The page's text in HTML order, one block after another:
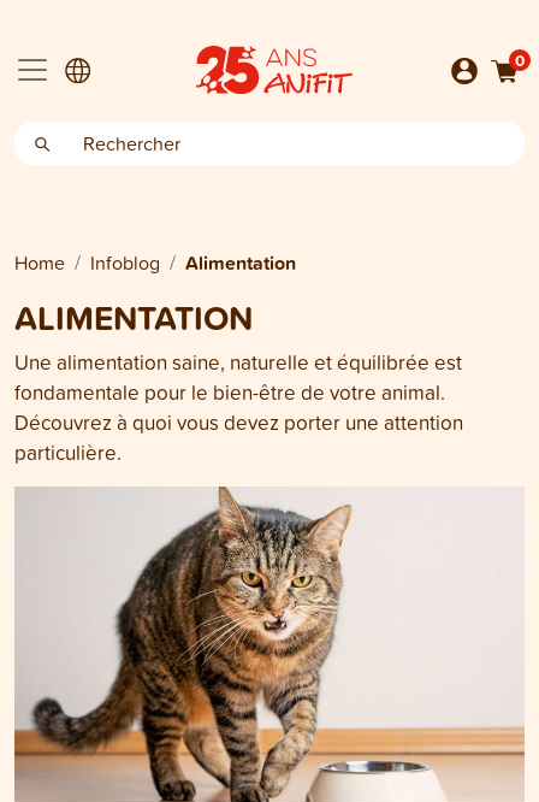
0
Home Infoblog Alimentation
ALIMENTATION
Une alimentation saine, naturelle et équilibrée est
fondamentale pour le bien-être de votre animal.
Découvrez à quoi vous devez porter une attention
particulière.